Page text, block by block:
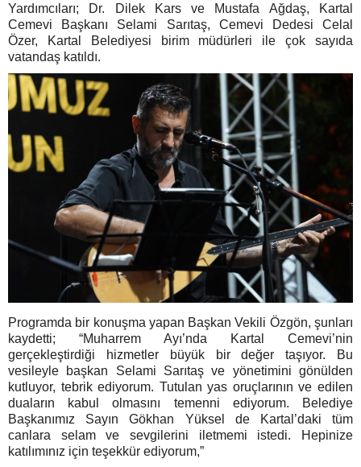
Yardımcıları; Dr. Dilek Kars ve Mustafa Ağdaş, Kartal
Cemevi Başkanı Selami Sarıtaş, Cemevi Dedesi Celal
Özer, Kartal Belediyesi birim müdürleri ile çok sayıda
vatandaş katıldı.
Programda bir konuşma yapan Başkan Vekili Özgön, şunları
kaydetti; “Muharrem Ayı’nda Kartal Cemevi’nin
gerçekleştirdiği hizmetler büyük bir değer taşıyor. Bu
vesileyle başkan Selami Sarıtaş ve yönetimini gönülden
kutluyor, tebrik ediyorum. Tutulan yas oruçlarının ve edilen
duaların kabul olmasını temenni ediyorum. Belediye
Başkanımız Sayın Gökhan Yüksel de Kartal’daki tüm
canlara selam ve sevgilerini iletmemi istedi. Hepinize
katılımınız için teşekkür ediyorum,”